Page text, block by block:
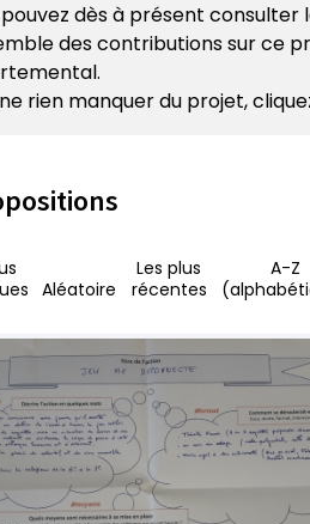
dès à présent consulter
des contributions sur ce
rien manquer du projet,
Aléatoire
Les plus
récentes
A-Z